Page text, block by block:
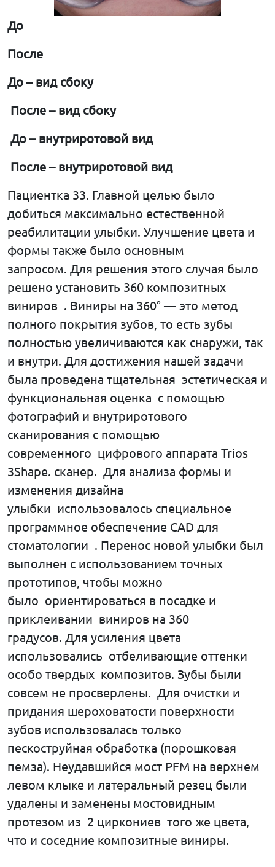
До
После
До – вид сбоку
После – вид сбоку
До – внутриротовой вид
После – внутриротовой вид
Пациентка 33. Главной целью было
добиться максимально естественной
реабилитации улыбки. Улучшение цвета и
формы также было основным
запросом. Для решения этого случая было
решено установить 360 композитных
виниров . Виниры на 360° — это метод
полного покрытия зубов, то есть зубы
полностью увеличиваются как снаружи, так
и внутри. Для достижения нашей задачи
была проведена тщательная эстетическая и
функциональная оценка с помощью
фотографий и внутриротового
сканирования с помощью
современного цифрового аппарата Trios
3Shape. сканер. Для анализа формы и
изменения дизайна
улыбки использовалось специальное
программное обеспечение CAD для
стоматологии . Перенос новой улыбки был
выполнен с использованием точных
прототипов, чтобы можно
было ориентироваться в посадке и
приклеивании виниров на 360
градусов. Для усиления цвета
использовались отбеливающие оттенки
особо твердых композитов. Зубы были
совсем не просверлены. Для очистки и
придания шероховатости поверхности
зубов использовалась только
пескоструйная обработка (порошковая
пемза). Неудавшийся мост PFM на верхнем
левом клыке и латеральный резец были
удалены и заменены мостовидным
протезом из 2 циркониев того же цвета,
что и соседние композитные виниры.